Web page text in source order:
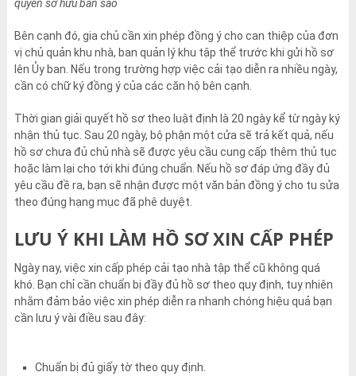
quyền sở hữu bản sao
Bên cạnh đó, gia chủ cần xin phép đồng ý cho can thiệp của đơn
vị chủ quản khu nhà, ban quản lý khu tập thể trước khi gửi hồ sơ
lên Ủy ban. Nếu trong trường hợp việc cải tạo diễn ra nhiều ngày,
cần có chữ ký đồng ý của các căn hộ bên cạnh.
Thời gian giải quyết hồ sơ theo luật định là 20 ngày kể từ ngày ký
nhận thủ tục. Sau 20 ngày, bộ phận một cửa sẽ trả kết quả, nếu
hồ sơ chưa đủ chủ nhà sẽ được yêu cầu cung cấp thêm thủ tục
hoặc làm lại cho tới khi đúng chuẩn. Nếu hồ sơ đáp ứng đầy đủ
yêu cầu đề ra, bạn sẽ nhận được một văn bản đồng ý cho tu sửa
theo đúng hạng mục đã phê duyệt.
LƯU Ý KHI LÀM HỒ SƠ XIN CẤP PHÉP
Ngày nay, việc xin cấp phép cải tạo nhà tập thể cũ không quá
khó. Bạn chỉ cần chuẩn bị đầy đủ hồ sơ theo quy định, tuy nhiên
nhằm đảm bảo việc xin phép diễn ra nhanh chóng hiệu quả bạn
cần lưu ý vài điều sau đây:
Chuẩn bị đủ giấy tờ theo quy định.